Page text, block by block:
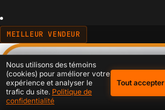
MEILLEUR VENDEUR
Nous utilisons des témoins
(cookies) pour améliorer votre
expérience et analyser le
trafic du site. Politique de
confidentialité
Tout accepter